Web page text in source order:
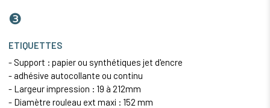
❸
ETIQUETTES
- Support : papier ou synthétiques jet d'encre
- adhésive autocollante ou continu
- Largeur impression : 19 à 212mm
- Diamètre rouleau ext maxi : 152 mm